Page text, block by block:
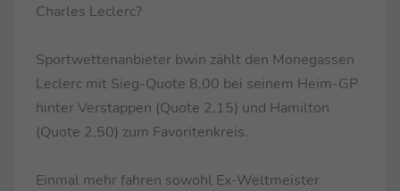
Charles Leclerc?
Sportwettenanbieter bwin zählt den Monegassen
Leclerc mit Sieg-Quote 8,00 bei seinem Heim-GP
hinter Verstappen (Quote 2,15) und Hamilton
(Quote 2,50) zum Favoritenkreis.
Einmal mehr fahren sowohl Ex-Weltmeister